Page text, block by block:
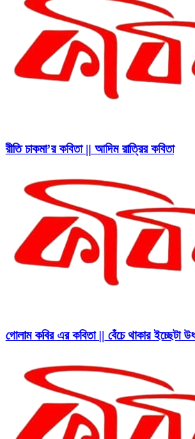
রীতি চাকমা’র কবিতা || আদিম রাত্রির কবিতা
গোলাম কবির এর কবিতা || বেঁচে থাকার ইচ্ছেটা